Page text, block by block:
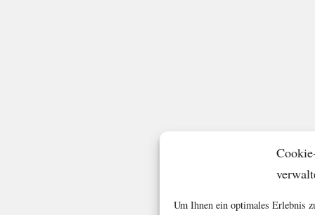
Um Ihnen ein optimales Erlebnis